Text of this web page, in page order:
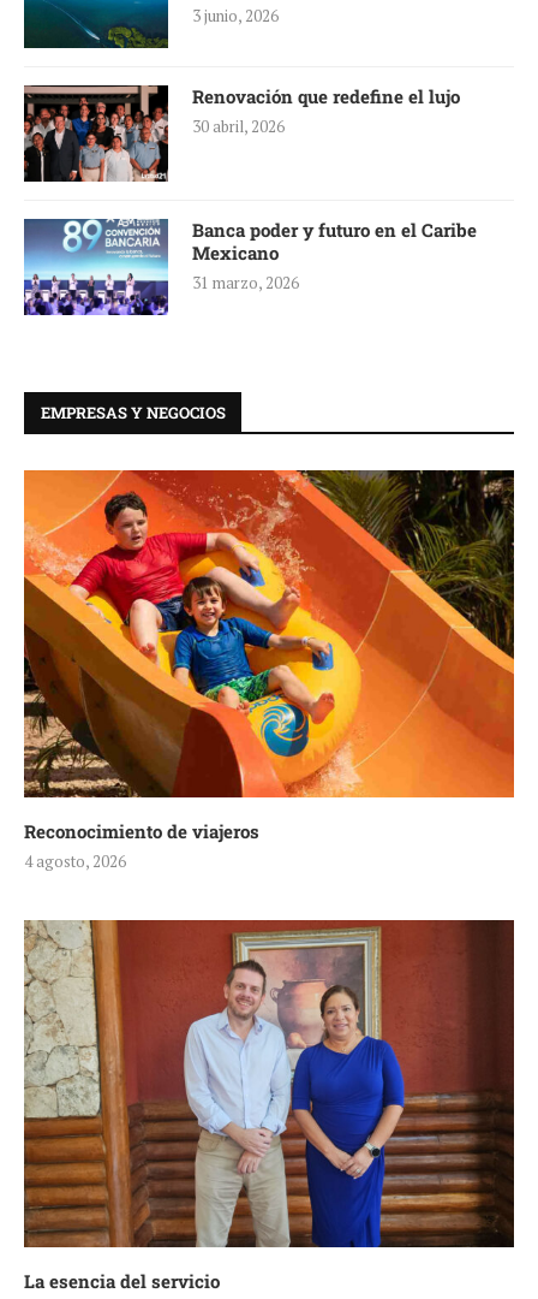
3 junio, 2026
Renovación que redefine el lujo
30 abril, 2026
Banca poder y futuro en el Caribe
Mexicano
31 marzo, 2026
EMPRESAS Y NEGOCIOS
Reconocimiento de viajeros
4 agosto, 2026
La esencia del servicio